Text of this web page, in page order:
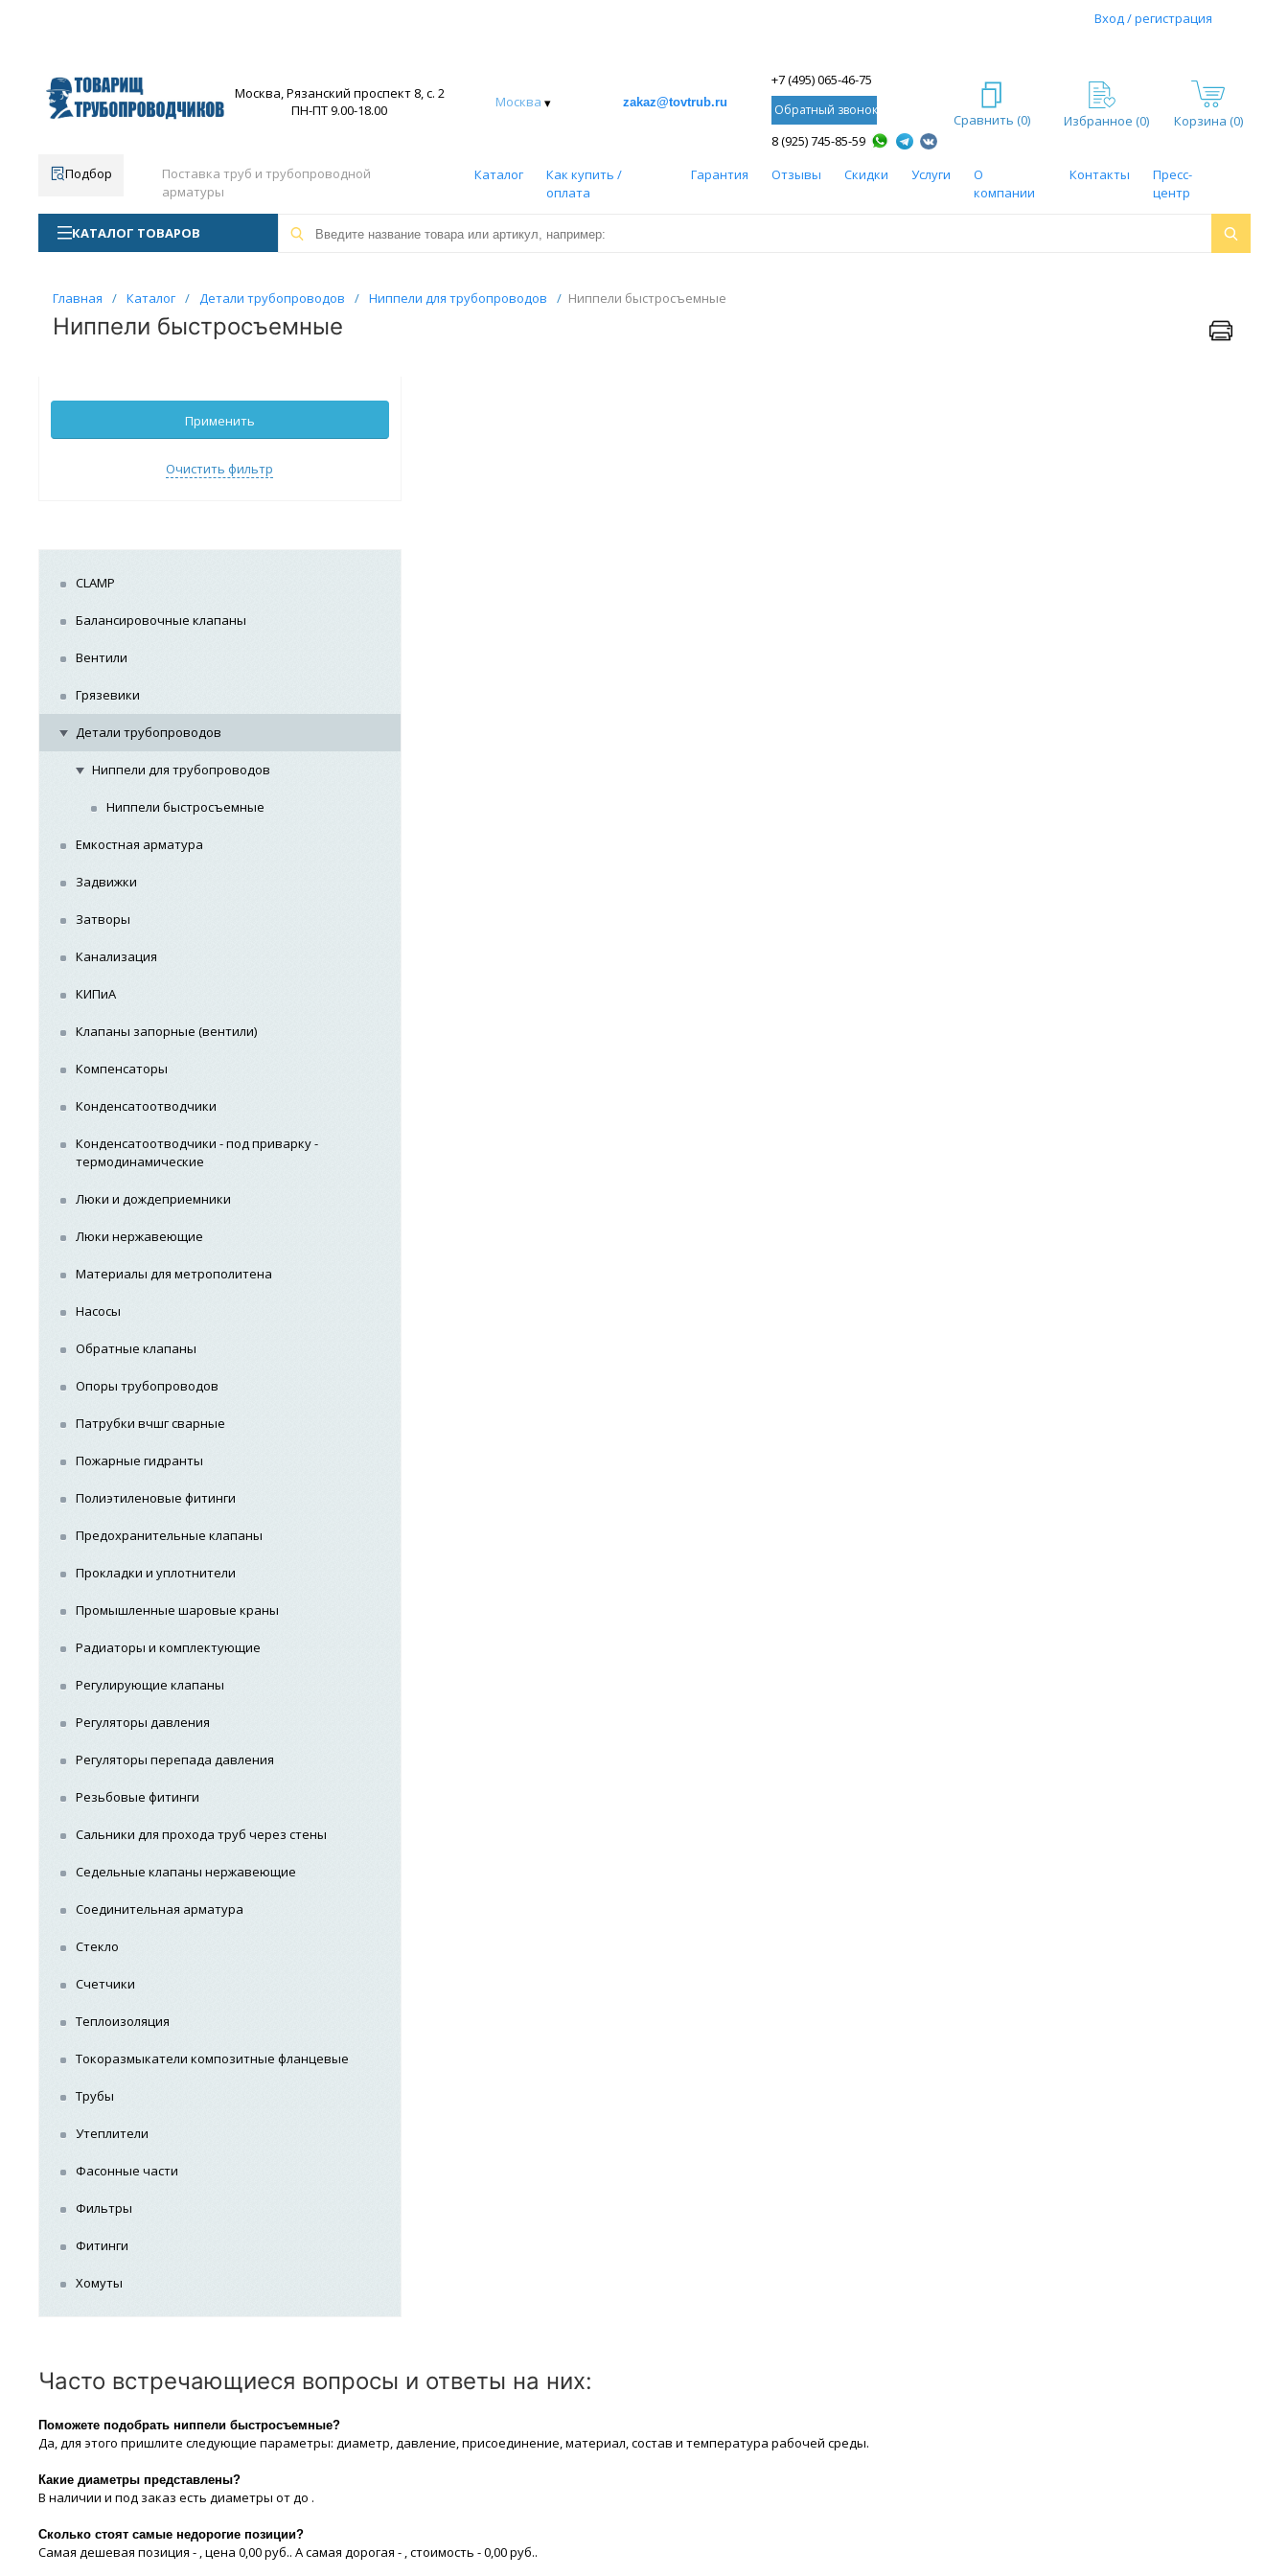
Вход / регистрация
Москва, Рязанский проспект 8, с. 2
ПН-ПТ 9.00-18.00
Москва ▾ zakaz@tovtrub.ru
+7 (495) 065-46-75
Обратный звонок
8 (925) 745-85-59
Сравнить (0) Избранное (0) Корзина (0)
Подбор
Поставка труб и трубопроводной
арматуры
Каталог
Как купить /
оплата
Гарантия Отзывы Скидки Услуги
О
компании
Контакты
Пресс-
центр
КАТАЛОГ ТОВАРОВ
Главная / Каталог / Детали трубопроводов / Ниппели для трубопроводов / Ниппели быстросъемные
Ниппели быстросъемные
Применить
Очистить фильтр
CLAMP
Балансировочные клапаны
Вентили
Грязевики
Детали трубопроводов
Ниппели для трубопроводов
Ниппели быстросъемные
Емкостная арматура
Задвижки
Затворы
Канализация
КИПиА
Клапаны запорные (вентили)
Компенсаторы
Конденсатоотводчики
Конденсатоотводчики - под приварку -
термодинамические
Люки и дождеприемники
Люки нержавеющие
Материалы для метрополитена
Насосы
Обратные клапаны
Опоры трубопроводов
Патрубки вчшг сварные
Пожарные гидранты
Полиэтиленовые фитинги
Предохранительные клапаны
Прокладки и уплотнители
Промышленные шаровые краны
Радиаторы и комплектующие
Регулирующие клапаны
Регуляторы давления
Регуляторы перепада давления
Резьбовые фитинги
Сальники для прохода труб через стены
Седельные клапаны нержавеющие
Соединительная арматура
Стекло
Счетчики
Теплоизоляция
Токоразмыкатели композитные фланцевые
Трубы
Утеплители
Фасонные части
Фильтры
Фитинги
Хомуты
Часто встречающиеся вопросы и ответы на них:
Поможете подобрать ниппели быстросъемные?
Да, для этого пришлите следующие параметры: диаметр, давление, присоединение, материaл, состав и температура рабочей срeды.
Какие диaметры представлены?
В наличии и под заказ есть диaметры от до .
Сколько стоят самые недорогие позиции?
Самая дешевая позиция - , цeна 0,00 руб.. А самая дорогая - , стоимость - 0,00 руб..